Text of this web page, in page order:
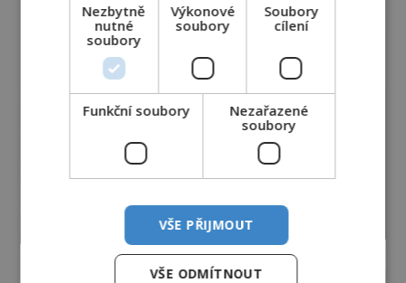
Nezbytně
nutné
soubory
Výkonové
soubory
Soubory
cílení
Funkční soubory
Nezařazené
soubory
VŠE PŘIJMOUT
VŠE ODMÍTNOUT